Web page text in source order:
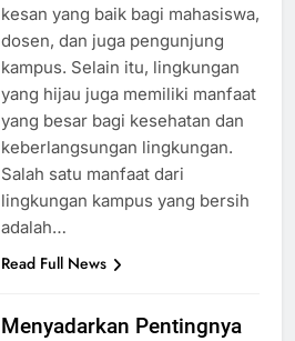
kesan yang baik bagi mahasiswa,
dosen, dan juga pengunjung
kampus. Selain itu, lingkungan
yang hijau juga memiliki manfaat
yang besar bagi kesehatan dan
keberlangsungan lingkungan.
Salah satu manfaat dari
lingkungan kampus yang bersih
adalah…
Read Full News
Menyadarkan Pentingnya